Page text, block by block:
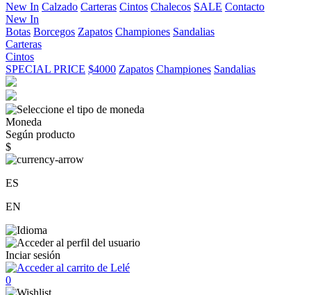
New In Calzado Carteras Cintos Chalecos SALE Contacto
New In
Botas Borcegos Zapatos Championes Sandalias
Carteras
Cintos
SPECIAL PRICE $4000 Zapatos Championes Sandalias
Moneda
Según producto
$
ES
EN
Inciar sesión
0